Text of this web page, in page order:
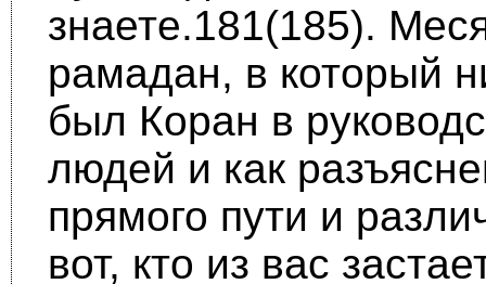
знаете.181(185).
рамадан, в который
был Коран в
людей и как
прямого пути и
вот, кто из вас